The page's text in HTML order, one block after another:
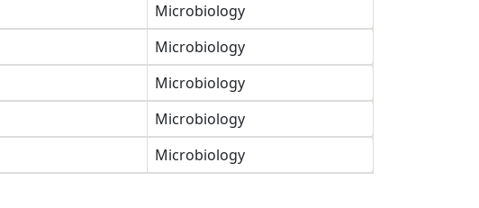
Microbiology
Microbiology
Microbiology
Microbiology
Microbiology